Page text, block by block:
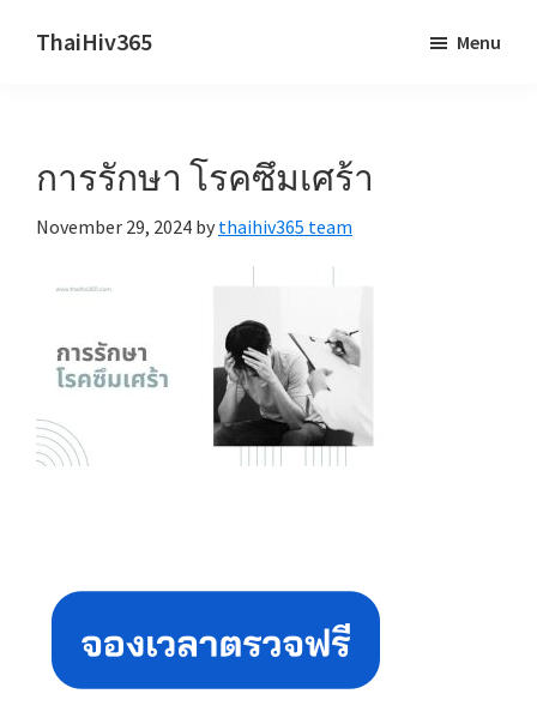
ThaiHiv365
behind.
Menu
การรักษา โรคซึมเศร้า
November 29, 2024 by thaihiv365 team
Sidebar